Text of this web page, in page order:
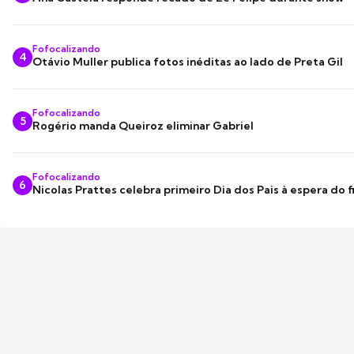
4
Fofocalizando
Otávio Muller publica fotos inéditas ao lado de Preta Gil
5
Fofocalizando
Rogério manda Queiroz eliminar Gabriel
6
Fofocalizando
Nicolas Prattes celebra primeiro Dia dos Pais à espera do